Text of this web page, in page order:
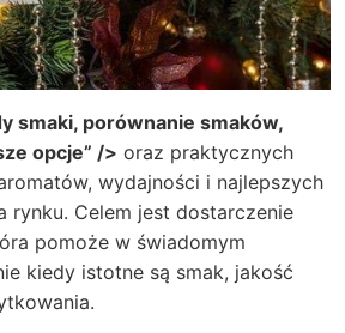
smaki, porównanie smaków,
opcje” /> oraz praktycznych
wydajności i najlepszych
rynku. Celem jest dostarczenie
pomoże w świadomym
kiedy istotne są smak, jakość